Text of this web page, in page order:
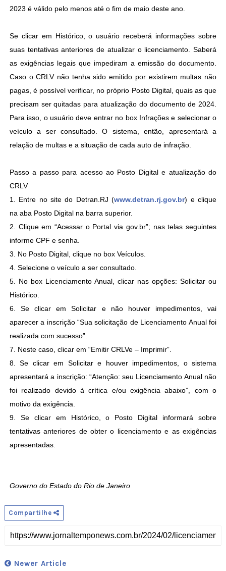
2023 é válido pelo menos até o fim de maio deste ano.
Se clicar em Histórico, o usuário receberá informações sobre
suas tentativas anteriores de atualizar o licenciamento. Saberá
as exigências legais que impediram a emissão do documento.
Caso o CRLV não tenha sido emitido por existirem multas não
pagas, é possível verificar, no próprio Posto Digital, quais as que
precisam ser quitadas para atualização do documento de 2024.
Para isso, o usuário deve entrar no box Infrações e selecionar o
veículo a ser consultado. O sistema, então, apresentará a
relação de multas e a situação de cada auto de infração.
Passo a passo para acesso ao Posto Digital e atualização do
CRLV
1. Entre no site do Detran.RJ (www.detran.rj.gov.br) e clique
na aba Posto Digital na barra superior.
2. Clique em “Acessar o Portal via gov.br”; nas telas seguintes
informe CPF e senha.
3. No Posto Digital, clique no box Veículos.
4. Selecione o veículo a ser consultado.
5. No box Licenciamento Anual, clicar nas opções: Solicitar ou
Histórico.
6. Se clicar em Solicitar e não houver impedimentos, vai
aparecer a inscrição “Sua solicitação de Licenciamento Anual foi
realizada com sucesso”.
7. Neste caso, clicar em “Emitir CRLVe – Imprimir”.
8. Se clicar em Solicitar e houver impedimentos, o sistema
apresentará a inscrição: “Atenção: seu Licenciamento Anual não
foi realizado devido à crítica e/ou exigência abaixo”, com o
motivo da exigência.
9. Se clicar em Histórico, o Posto Digital informará sobre
tentativas anteriores de obter o licenciamento e as exigências
apresentadas.
Governo do Estado do Rio de Janeiro
Compartilhe
Newer Article